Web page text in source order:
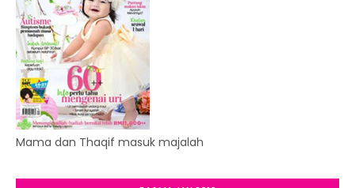
Mama dan Thaqif masuk majalah